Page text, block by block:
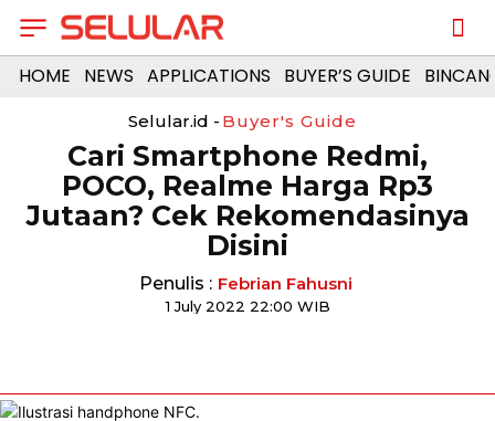
HOME NEWS APPLICATIONS BUYER’S GUIDE
Selular.id - Buyer's Guide
Cari Smartphone Redmi,
POCO, Realme Harga Rp3
Jutaan? Cek Rekomendasinya
Disini
Penulis : Febrian Fahusni
1 July 2022 22:00 WIB